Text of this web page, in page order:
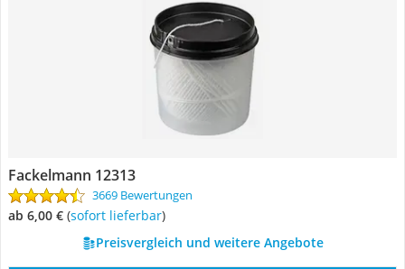
Fackelmann 12313
3669 Bewertungen
ab 6,00 € ( Sofort lieferbar)
Preisvergleich und weitere Angebote